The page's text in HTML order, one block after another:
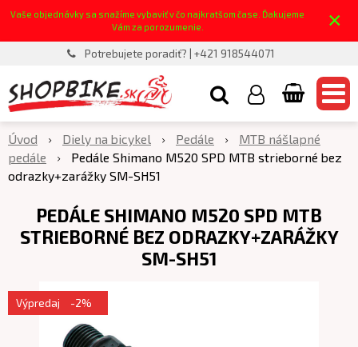
Vaše objednávky sa snažíme vybaviť v čo najkratšom čase. Ďakujeme
Vám za porozumenie.
×
Potrebujete poradiť? | +421 918544071
Úvod Diely na bicykel Pedále
MTB nášlapné
pedále
Pedále Shimano M520 SPD MTB strieborné bez
odrazky+zarážky SM-SH51
PEDÁLE SHIMANO M520 SPD MTB
STRIEBORNÉ BEZ ODRAZKY+ZARÁŽKY
SM-SH51
Výpredaj -2%